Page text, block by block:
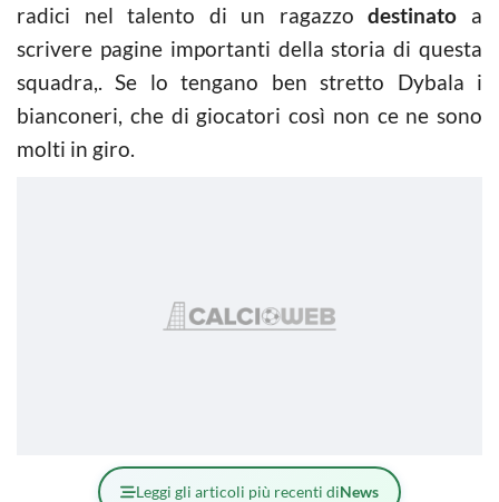
radici nel talento di un ragazzodestinato a
scrivere pagine importanti della storia di questa
squadra,. Se lo tengano ben stretto Dybala i
bianconeri, che di giocatori così non ce ne sono
molti in giro.
Leggi gli articoli più recenti diNews